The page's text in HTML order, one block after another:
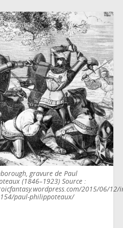
gravure de Paul
(1846–1923) Source :
2015/06/12/
paul-philippoteaux/